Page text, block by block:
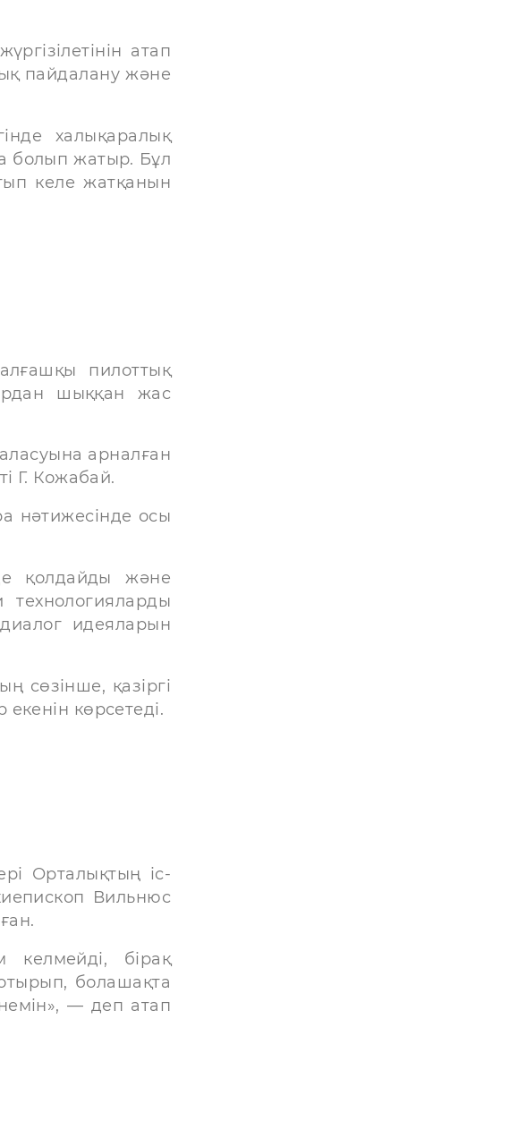
атап
пайдалану және
халықаралық
болып жатыр. Бұл
келе жатқанын
пилоттық
шыққан жас
арналған
Г. Кожабай.
нәтижесінде осы
қолдайды және
идеяларын
сөзінше, қазіргі
көрсетеді.
Орталықтың іс-
Вильнюс
бірақ
болашақта
— деп атап